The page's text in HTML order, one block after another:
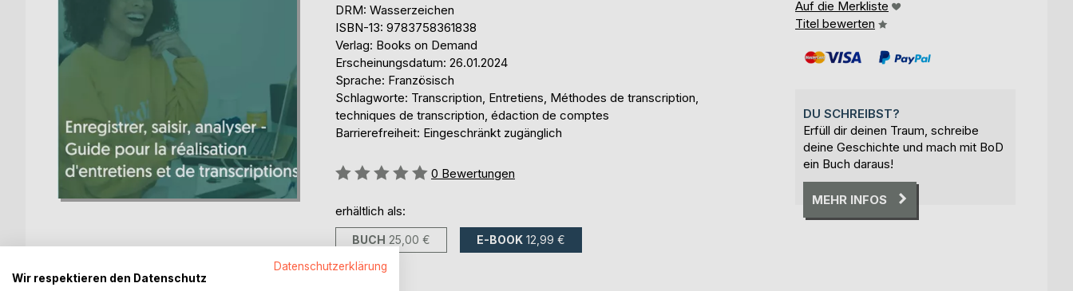
DRM: Wasserzeichen
ISBN-13: 9783758361838
Verlag: Books on Demand
Erscheinungsdatum: 26.01.2024
Sprache: Französisch
Schlagworte: Transcription, Entretiens, Méthodes de transcription,
techniques de transcription, édaction de comptes
Barrierefreiheit: Eingeschränkt zugänglich
Bewertung::
0 Bewertungen
erhältlich als:
BUCH 25,00 € E-BOOK 12,99 €
Auf die Merkliste
Titel bewerten
DU SCHREIBST?
Erfüll dir deinen Traum, schreibe
deine Geschichte und mach mit BoD
ein Buch daraus!
MEHR INFOS
Datenschutzerklärung
Wir respektieren den Datenschutz